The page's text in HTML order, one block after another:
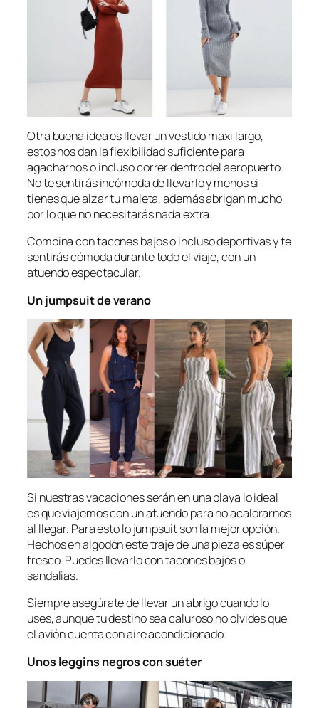
Otra buena idea es llevar un vestido maxi largo,
estos nos dan la flexibilidad suficiente para
agacharnos o incluso correr dentro del aeropuerto.
No te sentirás incómoda de llevarlo y menos si
tienes que alzar tu maleta, además abrigan mucho
por lo que no necesitarás nada extra.
Combina con tacones bajos o incluso deportivas y te
sentirás cómoda durante todo el viaje, con un
atuendo espectacular.
Unjumpsuitde verano
Si nuestras vacaciones serán en una playa lo ideal
es que viajemos con un atuendo para no acalorarnos
al llegar. Para esto lo jumpsuit son la mejor opción.
Hechos en algodón este traje de una pieza es súper
fresco. Puedes llevarlo con tacones bajos o
sandalias.
Siempre asegúrate de llevar un abrigo cuando lo
uses, aunque tu destino sea caluroso no olvides que
el avión cuenta con aire acondicionado.
Unos leggins negros con suéter